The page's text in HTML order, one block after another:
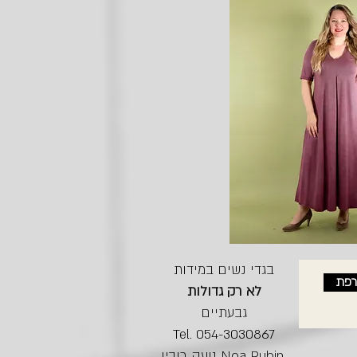
בגדי נשים במידות
לא רק גדולות
גבעתיים
Tel. 054-3030867